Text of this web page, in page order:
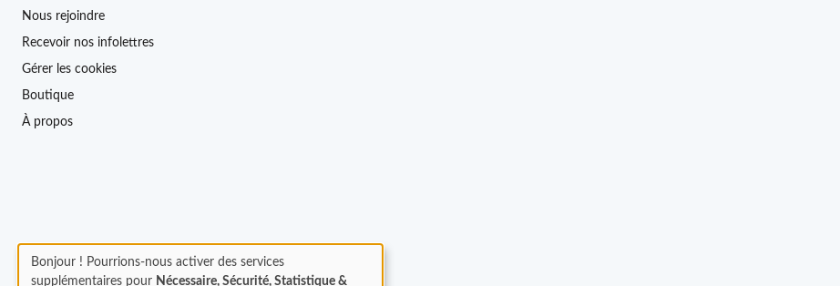
Nous rejoindre
Recevoir nos infolettres
Gérer les cookies
Boutique
À propos
Bonjour ! Pourrions-nous activer des services
supplémentaires pour Nécessaire, Sécurité, Statistique &